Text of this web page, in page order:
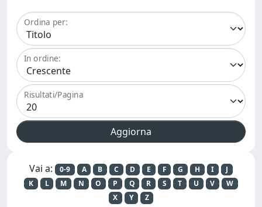
Ordina per:
In ordine:
Risultati/Pagina
Vai a: 0-9 A B C D E F G H I
J
K
L M N O P Q R S T U V
W
X
Y Z